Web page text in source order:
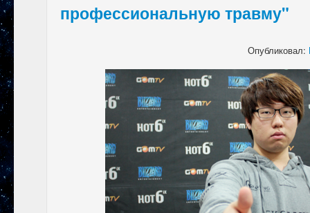
профессиональную травму"
Опубликовал: